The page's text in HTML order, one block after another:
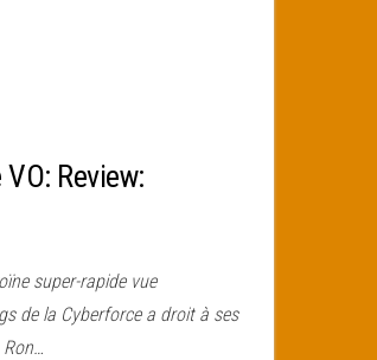
Review:
super-rapide vue
de la Cyberforce a droit à ses